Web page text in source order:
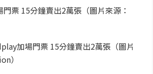
加場門票 15分鐘賣出2萬張（圖片
）